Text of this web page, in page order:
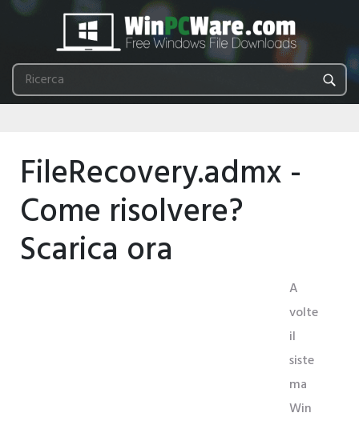
FileRecovery.admx -
Come risolvere?
Scarica ora
A
volte
il
siste
ma
Win